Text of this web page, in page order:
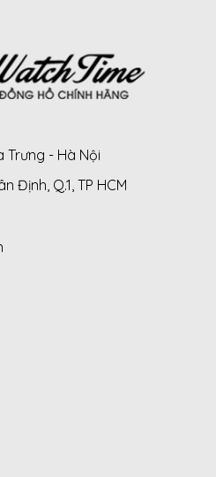
Trưng - Hà Nội
Định, Q.1, TP HCM